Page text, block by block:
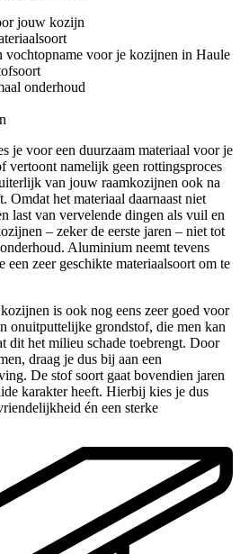
jouw kozijn
vochtopname voor je kozijnen in Haule
onderhoud
je voor een duurzaam materiaal voor je
vertoont namelijk geen rottingsproces
van jouw raamkozijnen ook na
Omdat het materiaal daarnaast niet
last van vervelende dingen als vuil en
– zeker de eerste jaren – niet tot
Aluminium neemt tevens
een zeer geschikte materiaalsoort om te
is ook nog eens zeer goed voor
onuitputtelijke grondstof, die men kan
dit het milieu schade toebrengt. Door
draag je dus bij aan een
De stof soort gaat bovendien jaren
karakter heeft. Hierbij kies je dus
én een sterke